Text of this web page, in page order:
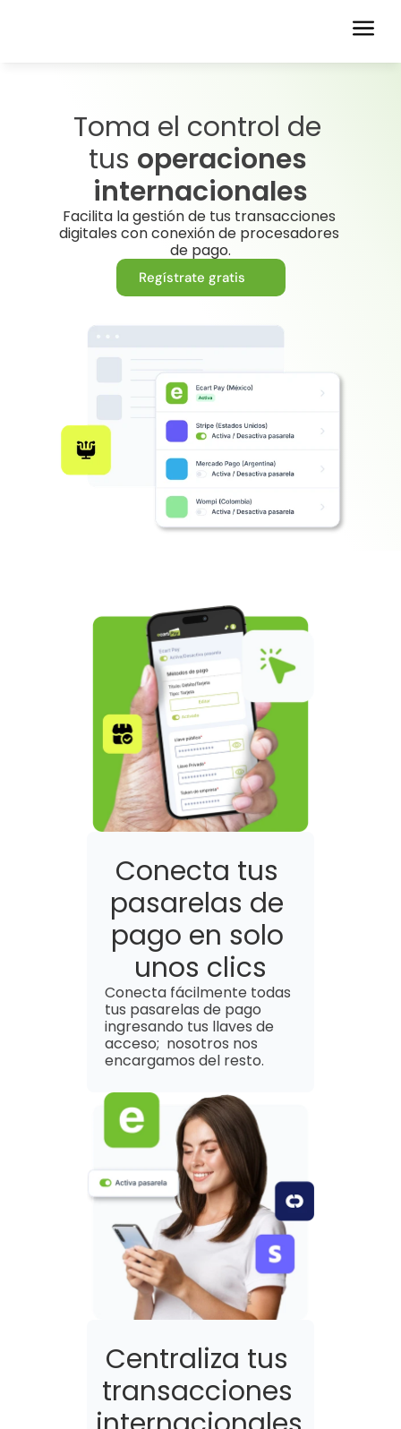
Toma el control de
tus operaciones
internacionales
Facilita la gestión de tus transacciones
digitales con conexión de procesadores
de pago.
Regístrate gratis
Conecta tus
pasarelas de
pago en solo
unos clics
Conecta fácilmente todas
tus pasarelas de pago
ingresando tus llaves de
acceso;  nosotros nos
encargamos del resto.
Centraliza tus
transacciones